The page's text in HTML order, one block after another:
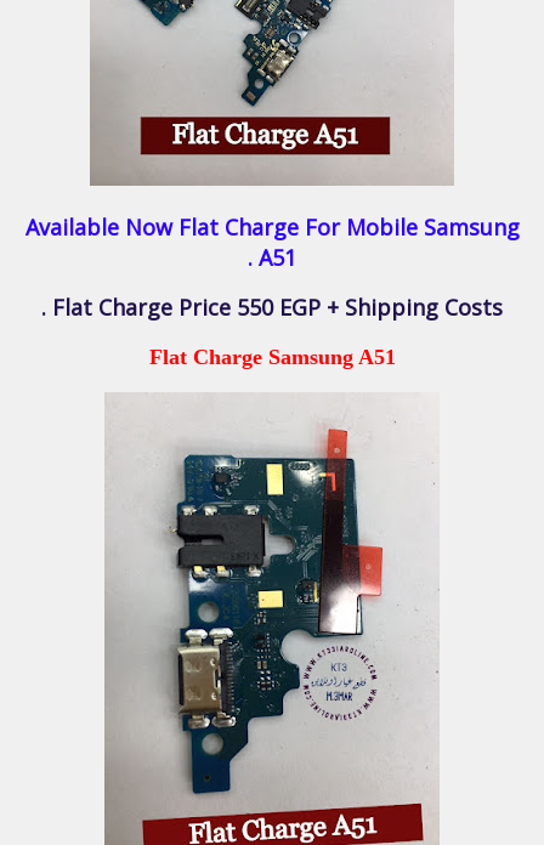
Available Now Flat Charge For Mobile Samsung
A51 .
Flat Charge Price 550 EGP + Shipping Costs .
Flat Charge Samsung A51